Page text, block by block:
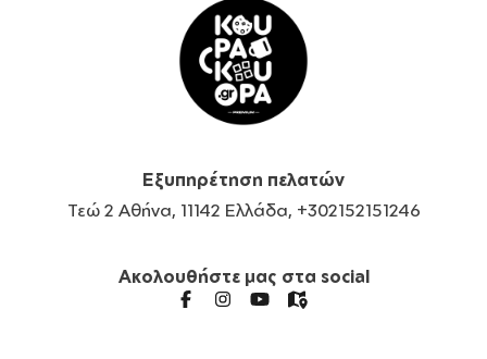
Εξυπηρέτηση πελατών
Τεώ 2 Αθήνα, 11142 Ελλάδα, +302152151246
Ακολουθήστε μας στα social